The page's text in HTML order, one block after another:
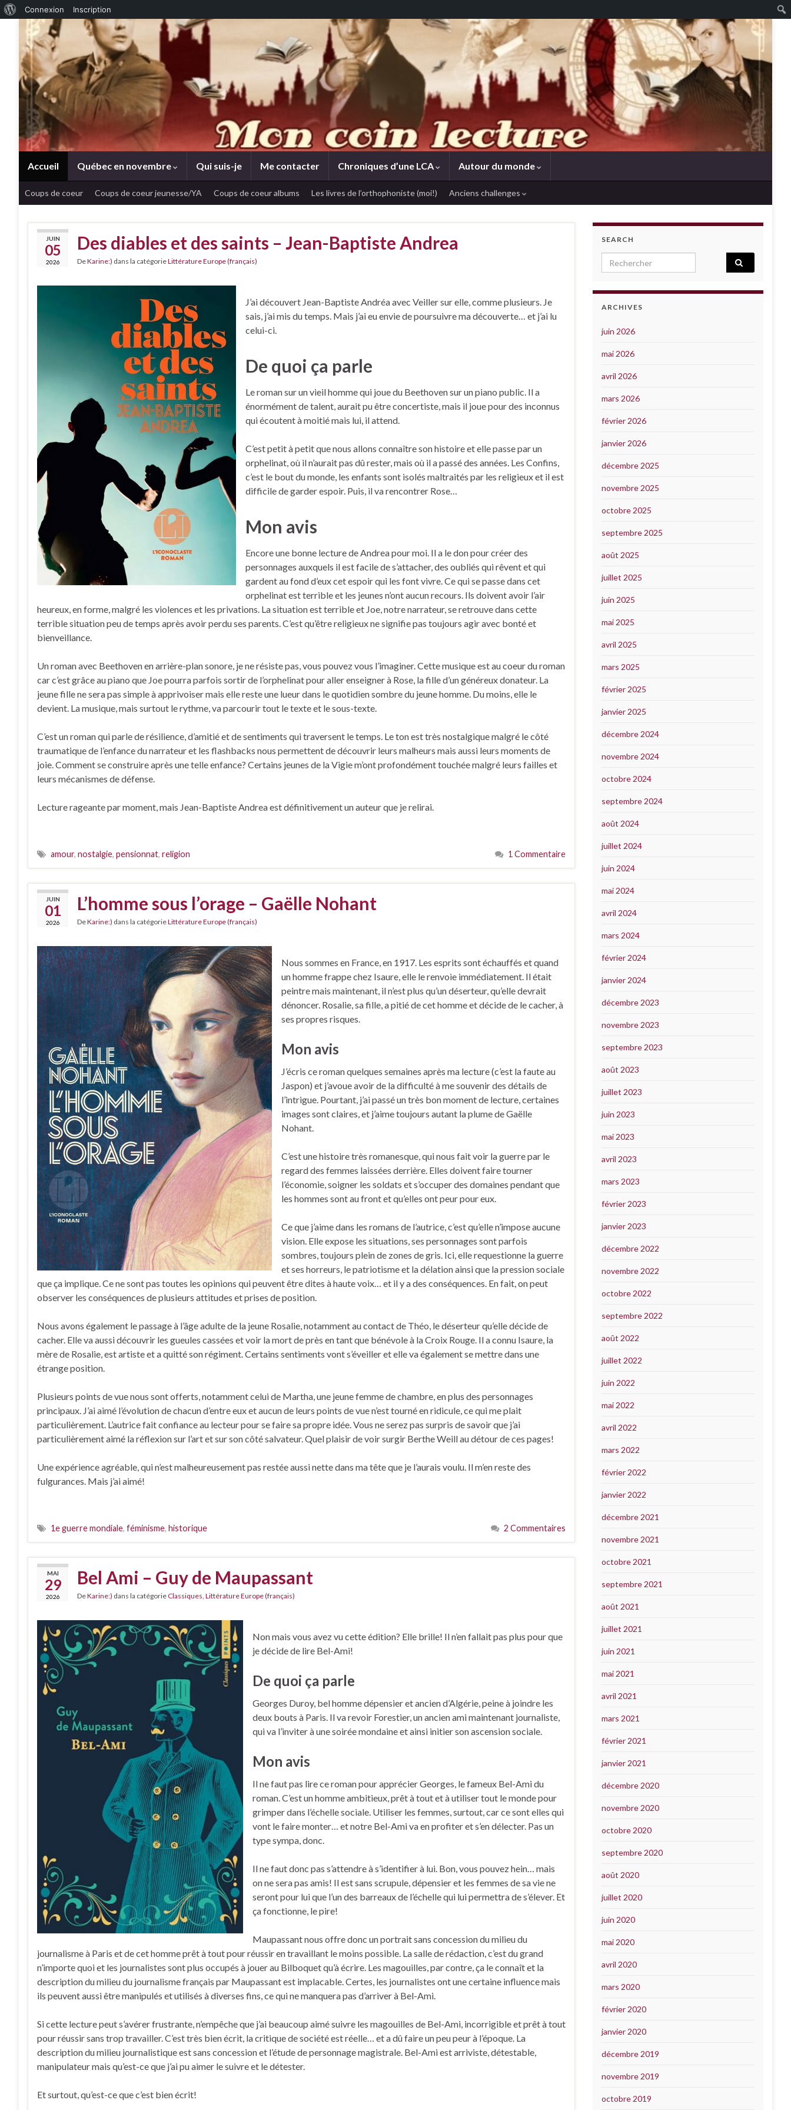
À propos de WordPress
Connexion Inscription
Accueil Québec en novembre Qui suis-je Me contacter Chroniques d’une LCA Autour du monde
Coups de coeur Coups de coeur jeunesse/YA Coups de coeur albums Les livres de l’orthophoniste (moi!) Anciens challenges
JUIN
05
2026
Des diables et des saints – Jean-Baptiste Andrea
DeKarine:) dans la catégorieLittérature Europe (français)
J’ai découvert Jean-Baptiste Andréa avec Veiller sur elle, comme plusieurs. Je
sais, j’ai mis du temps. Mais j’ai eu envie de poursuivre ma découverte… et j’ai lu
celui-ci.
De quoi ça parle
Le roman sur un vieil homme qui joue du Beethoven sur un piano public. Il a
énormément de talent, aurait pu être concertiste, mais il joue pour des inconnus
qui écoutent à moitié mais lui, il attend.
C’est petit à petit que nous allons connaître son histoire et elle passe par un
orphelinat, où il n’aurait pas dû rester, mais où il a passé des années. Les Confins,
c’est le bout du monde, les enfants sont isolés maltraités par les religieux et il est
difficile de garder espoir. Puis, il va rencontrer Rose…
Mon avis
Encore une bonne lecture de Andrea pour moi. Il a le don pour créer des
personnages auxquels il est facile de s’attacher, des oubliés qui rêvent et qui
gardent au fond d’eux cet espoir qui les font vivre. Ce qui se passe dans cet
orphelinat est terrible et les jeunes n’ont aucun recours. Ils doivent avoir l’air
heureux, en forme, malgré les violences et les privations. La situation est terrible et Joe, notre narrateur, se retrouve dans cette
terrible situation peu de temps après avoir perdu ses parents. C’est qu’être religieux ne signifie pas toujours agir avec bonté et
bienveillance.
Un roman avec Beethoven en arrière-plan sonore, je ne résiste pas, vous pouvez vous l’imaginer. Cette musique est au coeur du roman
car c’est grâce au piano que Joe pourra parfois sortir de l’orphelinat pour aller enseigner à Rose, la fille d’un généreux donateur. La
jeune fille ne sera pas simple à apprivoiser mais elle reste une lueur dans le quotidien sombre du jeune homme. Du moins, elle le
devient. La musique, mais surtout le rythme, va parcourir tout le texte et le sous-texte.
C’est un roman qui parle de résilience, d’amitié et de sentiments qui traversent le temps. Le ton est très nostalgique malgré le côté
traumatique de l’enfance du narrateur et les flashbacks nous permettent de découvrir leurs malheurs mais aussi leurs moments de
joie. Comment se construire après une telle enfance? Certains jeunes de la Vigie m’ont profondément touchée malgré leurs failles et
leurs mécanismes de défense.
Lecture rageante par moment, mais Jean-Baptiste Andrea est définitivement un auteur que je relirai.
amour, nostalgie, pensionnat, religion 1 Commentaire
JUIN
01
2026
L’homme sous l’orage – Gaëlle Nohant
DeKarine:) dans la catégorieLittérature Europe (français)
Nous sommes en France, en 1917. Les esprits sont échauffés et quand
un homme frappe chez Isaure, elle le renvoie immédiatement. Il était
peintre mais maintenant, il n’est plus qu’un déserteur, qu’elle devrait
dénoncer. Rosalie, sa fille, a pitié de cet homme et décide de le cacher, à
ses propres risques.
Mon avis
J’écris ce roman quelques semaines après ma lecture (c’est la faute au
Jaspon) et j’avoue avoir de la difficulté à me souvenir des détails de
l’intrigue. Pourtant, j’ai passé un très bon moment de lecture, certaines
images sont claires, et j’aime toujours autant la plume de Gaëlle
Nohant.
C’est une histoire très romanesque, qui nous fait voir la guerre par le
regard des femmes laissées derrière. Elles doivent faire tourner
l’économie, soigner les soldats et s’occuper des domaines pendant que
les hommes sont au front et qu’elles ont peur pour eux.
Ce que j’aime dans les romans de l’autrice, c’est qu’elle n’impose aucune
vision. Elle expose les situations, ses personnages sont parfois
sombres, toujours plein de zones de gris. Ici, elle requestionne la guerre
et ses horreurs, le patriotisme et la délation ainsi que la pression sociale
que ça implique. Ce ne sont pas toutes les opinions qui peuvent être dites à haute voix… et il y a des conséquences. En fait, on peut
observer les conséquences de plusieurs attitudes et prises de position.
Nous avons également le passage à l’âge adulte de la jeune Rosalie, notamment au contact de Théo, le déserteur qu’elle décide de
cacher. Elle va aussi découvrir les gueules cassées et voir la mort de près en tant que bénévole à la Croix Rouge. Il a connu Isaure, la
mère de Rosalie, est artiste et a quitté son régiment. Certains sentiments vont s’éveiller et elle va également se mettre dans une
étrange position.
Plusieurs points de vue nous sont offerts, notamment celui de Martha, une jeune femme de chambre, en plus des personnages
principaux. J’ai aimé l’évolution de chacun d’entre eux et aucun de leurs points de vue n’est tourné en ridicule, ce qui me plait
particulièrement. L’autrice fait confiance au lecteur pour se faire sa propre idée. Vous ne serez pas surpris de savoir que j’ai
particulièrement aimé la réflexion sur l’art et sur son côté salvateur. Quel plaisir de voir surgir Berthe Weill au détour de ces pages!
Une expérience agréable, qui n’est malheureusement pas restée aussi nette dans ma tête que je l’aurais voulu. Il m’en reste des
fulgurances. Mais j’ai aimé!
1e guerre mondiale, féminisme, historique 2 Commentaires
MAI
29
2026
Bel Ami – Guy de Maupassant
DeKarine:) dans la catégorie Classiques, Littérature Europe (français)
Non mais vous avez vu cette édition? Elle brille! Il n’en fallait pas plus pour que
je décide de lire Bel-Ami!
De quoi ça parle
Georges Duroy, bel homme dépensier et ancien d’Algérie, peine à joindre les
deux bouts à Paris. Il va revoir Forestier, un ancien ami maintenant journaliste,
qui va l’inviter à une soirée mondaine et ainsi initier son ascension sociale.
Mon avis
Il ne faut pas lire ce roman pour apprécier Georges, le fameux Bel-Ami du
roman. C’est un homme ambitieux, prêt à tout et à utiliser tout le monde pour
grimper dans l’échelle sociale. Utiliser les femmes, surtout, car ce sont elles qui
vont le faire monter… et notre Bel-Ami va en profiter et s’en délecter. Pas un
type sympa, donc.
Il ne faut donc pas s’attendre à s’identifier à lui. Bon, vous pouvez hein… mais
on ne sera pas amis! Il est sans scrupule, dépensier et les femmes de sa vie ne
seront pour lui que l’un des barreaux de l’échelle qui lui permettra de s’élever. Et
ça fonctionne, le pire!
Maupassant nous offre donc un portrait sans concession du milieu du
journalisme à Paris et de cet homme prêt à tout pour réussir en travaillant le moins possible. La salle de rédaction, c’est du grand
n’importe quoi et les journalistes sont plus occupés à jouer au Bilboquet qu’à écrire. Les magouilles, par contre, ça le connaît et la
description du milieu du journalisme français par Maupassant est implacable. Certes, les journalistes ont une certaine influence mais
ils peuvent aussi être manipulés et utilisés à diverses fins, ce qui ne manquera pas d’arriver à Bel-Ami.
Si cette lecture peut s’avérer frustrante, n’empêche que j’ai beaucoup aimé suivre les magouilles de Bel-Ami, incorrigible et prêt à tout
pour réussir sans trop travailler. C’est très bien écrit, la critique de société est réelle… et a dû faire un peu peur à l’époque. La
description du milieu journalistique est sans concession et l’étude de personnage magistrale. Bel-Ami est arriviste, détestable,
manipulateur mais qu’est-ce que j’ai pu aimer le suivre et le détester.
Et surtout, qu’est-ce que c’est bien écrit!
SEARCH
Search for:
ARCHIVES
juin 2026
mai 2026
avril 2026
mars 2026
février 2026
janvier 2026
décembre 2025
novembre 2025
octobre 2025
septembre 2025
août 2025
juillet 2025
juin 2025
mai 2025
avril 2025
mars 2025
février 2025
janvier 2025
décembre 2024
novembre 2024
octobre 2024
septembre 2024
août 2024
juillet 2024
juin 2024
mai 2024
avril 2024
mars 2024
février 2024
janvier 2024
décembre 2023
novembre 2023
septembre 2023
août 2023
juillet 2023
juin 2023
mai 2023
avril 2023
mars 2023
février 2023
janvier 2023
décembre 2022
novembre 2022
octobre 2022
septembre 2022
août 2022
juillet 2022
juin 2022
mai 2022
avril 2022
mars 2022
février 2022
janvier 2022
décembre 2021
novembre 2021
octobre 2021
septembre 2021
août 2021
juillet 2021
juin 2021
mai 2021
avril 2021
mars 2021
février 2021
janvier 2021
décembre 2020
novembre 2020
octobre 2020
septembre 2020
août 2020
juillet 2020
juin 2020
mai 2020
avril 2020
mars 2020
février 2020
janvier 2020
décembre 2019
novembre 2019
octobre 2019